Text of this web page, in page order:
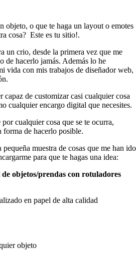
objeto, o que te haga un layout o emotes
cosa? Este es tu sitio!.
un crio, desde la primera vez que me
de hacerlo jamás. Además lo he
vida con mis trabajos de diseñador web,
capaz de customizar casi cualquier cosa
cualquier encargo digital que necesites.
cualquier cosa que se te ocurra,
forma de hacerlo posible.
muestra de cosas que me han ido
para que te hagas una idea:
objetos/prendas con rotuladores
en papel de alta calidad
objeto